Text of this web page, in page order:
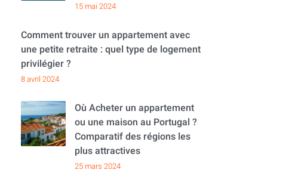
15 mai 2024
Comment trouver un appartement avec
une petite retraite : quel type de logement
privilégier ?
8 avril 2024
Où Acheter un appartement
ou une maison au Portugal ?
Comparatif des régions les
plus attractives
25 mars 2024